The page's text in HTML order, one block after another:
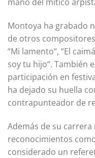
Montoya ha grabado
de otros
“Mi lamento“, “El
soy tu hijo“. También
participación en
ha dejado su huella
contrapunteador de
Además de su
reconocimientos
considerado un